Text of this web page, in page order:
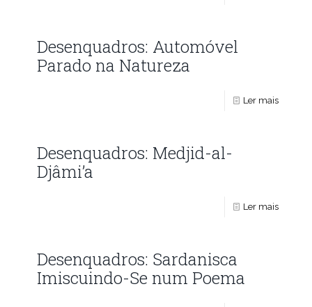
Desenquadros: Automóvel
Parado na Natureza
Ler mais
Desenquadros: Medjid-al-
Djâmi’a
Ler mais
Desenquadros: Sardanisca
Imiscuindo-Se num Poema